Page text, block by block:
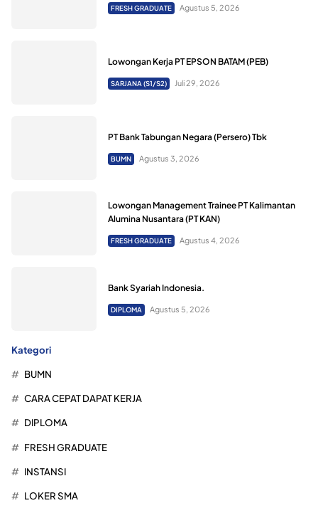
FRESH GRADUATE Agustus 5, 2026
Lowongan Kerja PT EPSON BATAM (PEB)
SARJANA (S1/S2) Juli 29, 2026
PT Bank Tabungan Negara (Persero) Tbk
BUMN Agustus 3, 2026
Lowongan Management Trainee PT Kalimantan
Alumina Nusantara (PT KAN)
FRESH GRADUATE Agustus 4, 2026
Bank Syariah Indonesia.
DIPLOMA Agustus 5, 2026
Kategori
BUMN
CARA CEPAT DAPAT KERJA
DIPLOMA
FRESH GRADUATE
INSTANSI
LOKER SMA